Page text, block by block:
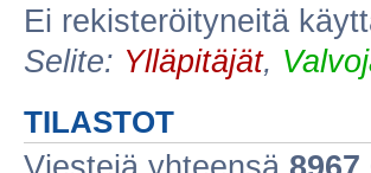
Ei rekisteröityneitä
Selite: Ylläpitäjät,
TILASTOT